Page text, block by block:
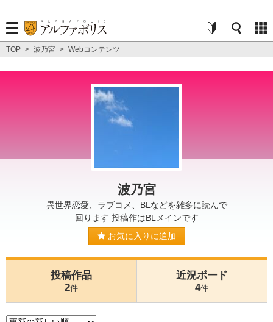
TOP > 波乃宮 > Webコンテンツ
波乃宮
異世界恋愛、ラブコメ、BLなどを雑多に読んで
回ります 投稿作はBLメインです
お気に入りに追加
投稿作品
2件
近況ボード
4件